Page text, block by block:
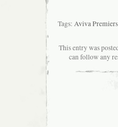
Tags: Aviva
This entry was
can follow any